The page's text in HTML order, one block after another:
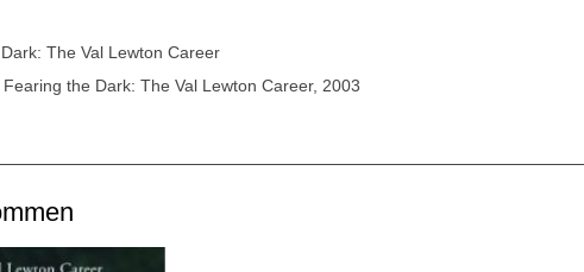
The Val Lewton Career
the Dark: The Val Lewton Career, 2003